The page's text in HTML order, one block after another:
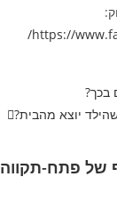
https://
בכך?
יוצא מהבית?
של פתח-תקווה